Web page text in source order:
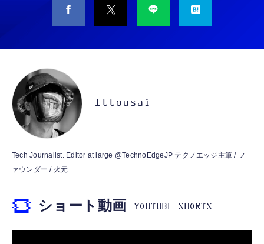
タイプc 寝ホンイヤホン 寝ホン type-c 有線
睡眠用イヤホン 【音質強化バージョン
￥2,199
MFi認証 【ハイレゾ音質】 内蔵DAC 遅延な
し 48ビット/96KHz 音量調節対応
【HIFI音質】iphone イヤホンジャック ライ
￥999
M10SR AIペット（コミュニケーションロボッ
ト）
ット）
￥53,900
霊界コミュニケーションロボット BAKETAN
ジングベース付き ロペット 充電ベース付き
Ittousai
Tech Journalist. Editor at large @TechnoEdgeJP テクノエッジ主筆 / フ
ァウンダー / 火元
ショート動画